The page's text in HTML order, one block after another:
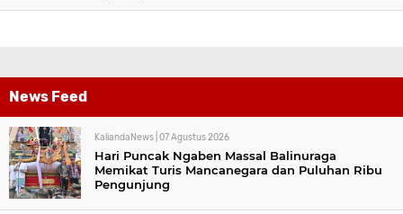
News Feed
KaliandaNews | 07 Agustus 2026
Hari Puncak Ngaben Massal Balinuraga
Memikat Turis Mancanegara dan Puluhan Ribu
Pengunjung